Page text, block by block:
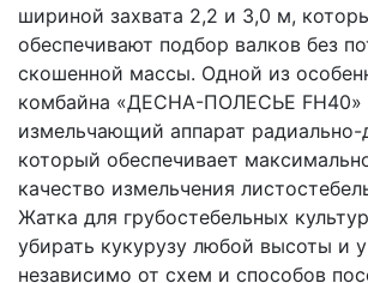
шириной захвата 2,2 и 3,0 м,
обеспечивают подбор валков без
скошенной массы. Одной из
комбайна «ДЕСНА-ПОЛЕСЬЕ FH40»
измельчающий аппарат радиально-
который обеспечивает
качество измельчения
Жатка для грубостебельных
убирать кукурузу любой высоты и
независимо от схем и способов